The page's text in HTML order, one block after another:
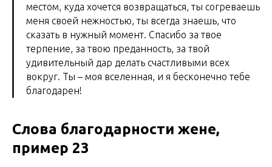
местом, куда хочется возвращаться, ты согреваешь
меня своей нежностью, ты всегда знаешь, что
сказать в нужный момент. Спасибо за твое
терпение, за твою преданность, за твой
удивительный дар делать счастливыми всех
вокруг. Ты – моя вселенная, и я бесконечно тебе
благодарен!
Слова благодарности жене,
пример 23